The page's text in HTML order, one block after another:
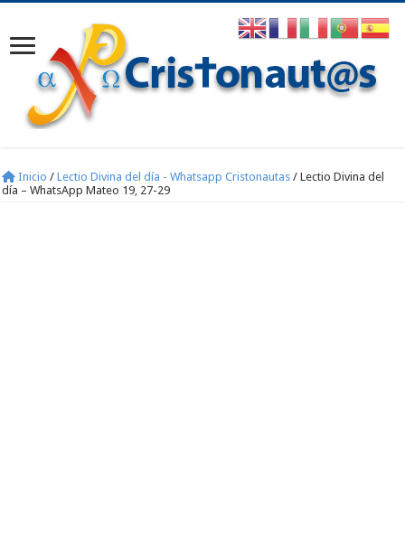
Inicio / Lectio Divina del día - Whatsapp Cristonautas / Lectio Divina del
día – WhatsApp Mateo 19, 27-29